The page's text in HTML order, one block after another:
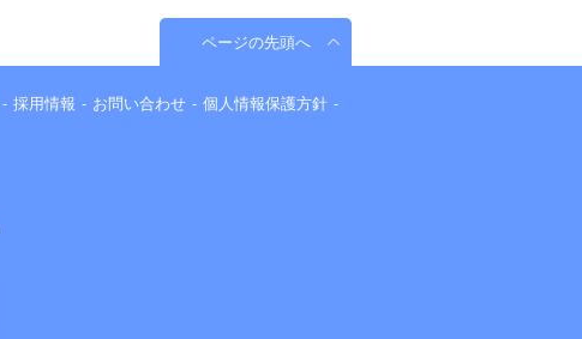
ページの先頭へ
採用情報 お問い合わせ
個人情報保護方針